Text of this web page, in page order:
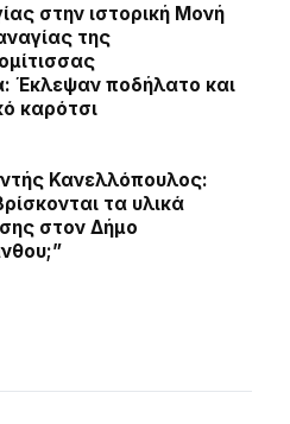
στην ιστορική Μονή
της
Έκλεψαν ποδήλατο και
καρότσι
Κανελλόπουλος:
τα υλικά
στον Δήμο